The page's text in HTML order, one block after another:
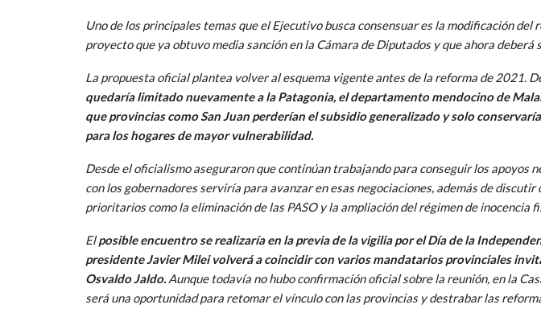
Uno de los principales temas que el Ejecutivo busca consensuar es la modificación del
proyecto que ya obtuvo media sanción en la Cámara de Diputados y que ahora deberá
La propuesta oficial plantea volver al esquema vigente antes de la reforma de 2021.
quedaría limitado nuevamente a la Patagonia, el departamento mendocino de
que provincias como San Juan perderían el subsidio generalizado y solo
para los hogares de mayor vulnerabilidad.
Desde el oficialismo aseguraron que continúan trabajando para conseguir los apoyos
con los gobernadores serviría para avanzar en esas negociaciones, además de
prioritarios como la eliminación de las PASO y la ampliación del régimen de inocencia
Elposible encuentro se realizaría en la previa de la vigilia por el Día de la
presidente Javier Milei volverá a coincidir con varios mandatarios provinciales
Osvaldo Jaldo. Aunque todavía no hubo confirmación oficial sobre la reunión, en la
será una oportunidad para retomar el vínculo con las provincias y destrabar las